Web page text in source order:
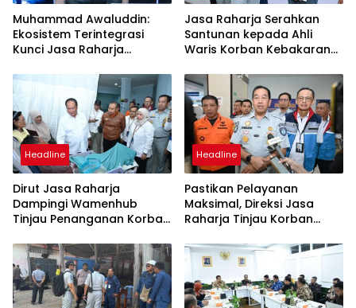
Muhammad Awaluddin:
Ekosistem Terintegrasi
Kunci Jasa Raharja
Maksimal Kepada
Masyarakat
Jasa Raharja Serahkan
Santunan kepada Ahli
Waris Korban Kebakaran
Headline
Dirut Jasa Raharja
Dampingi Wamenhub
Tinjau Penanganan Korban
PHC Surabaya
Headline
Pastikan Pelayanan
Maksimal, Direksi Jasa
Raharja Tinjau Korban
Sentosa II